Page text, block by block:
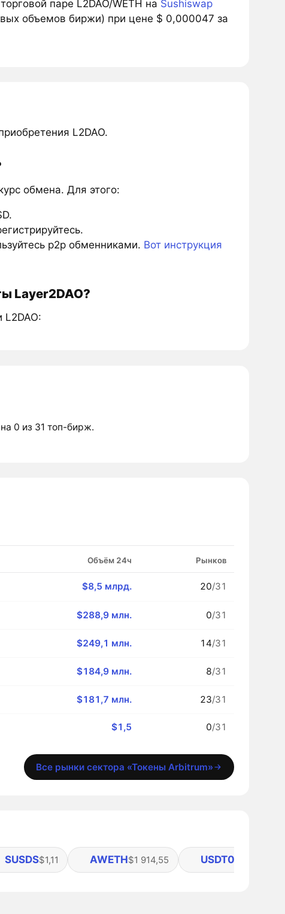
паре L2DAO/WETH на Sushiswap
объемов биржи) при цене $ 0,000047 за
L2DAO.
обмена. Для этого:
p2p обменниками. Вот инструкция
Layer2DAO?
L2DAO:
0 из 31 топ-бирж.
Объём 24ч Рынков
$8,5 млрд. 20/31
$288,9 млн. 0/31
$249,1 млн. 14/31
$184,9 млн. 8/31
$181,7 млн. 23/31
$1,5 0/31
Все рынки сектора «Токены Arbitrum»
SUSDS$1,11 AWETH$1 914,55 USDT0